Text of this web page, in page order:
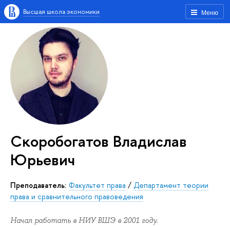
Меню
Высшая школа экономики
Скоробогатов Владислав
Юрьевич
Преподаватель: Факультет права / Департамент теории
права и сравнительного правоведения
Начал работать в НИУ ВШЭ в 2001 году.